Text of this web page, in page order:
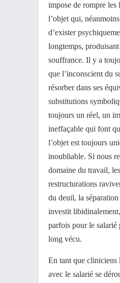
impose de rompre les
l’objet qui,
d’exister
longtemps,
souffrance. Il y a
que l’inconscient du
résorber dans ses
substitutions
toujours un réel, un
ineffaçable qui font
l’objet est toujours
inoubliable. Si nous
domaine du travail, les
restructurations
du deuil, la séparation
investit
parfois pour le salarié
long vécu.
En tant que cliniciens
avec le salarié se